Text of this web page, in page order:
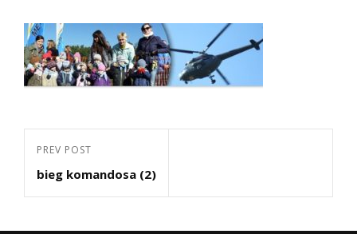
Nawigacja
wpisu
Previous
Post
PREV POST
bieg komandosa (2)